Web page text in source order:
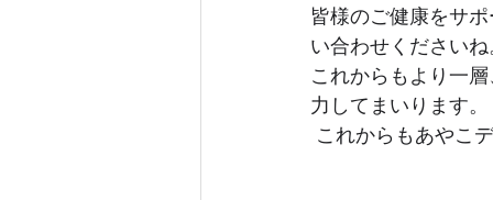
皆様のご健康をサ
い合わせください
これからもより一
力してまいります。
これからもあやこ